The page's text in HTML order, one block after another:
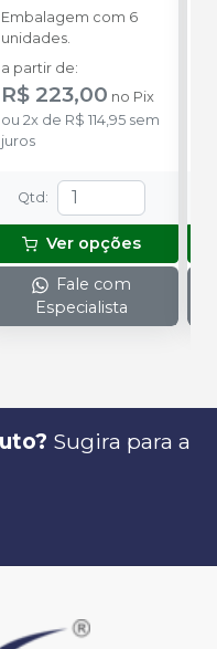
Embalagem com 6
unidades.
a partir de:
R$ 223,00 no Pix
ou 2x de R$ 114,95 sem
juros
Qtd :
Ver opções
Fale com
Especialista
Sugira para a